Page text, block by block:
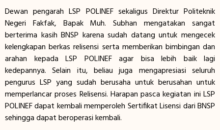
Dewan pengarah LSP POLINEF sekaligus Direktur Politeknik
Negeri Fakfak, Bapak Muh. Subhan mengatakan sangat
berterima kasih BNSP karena sudah datang untuk mengecek
kelengkapan berkas relisensi serta memberikan bimbingan dan
arahan kepada LSP POLINEF agar bisa lebih baik lagi
kedepannya. Selain itu, beliau juga mengapresiasi seluruh
pengurus LSP yang sudah berusaha untuk berusahan untuk
memperlancar proses Relisensi. Harapan pasca kegiatan ini LSP
POLINEF dapat kembali memperoleh Sertifikat Lisensi dari BNSP
sehingga dapat beroperasi kembali.